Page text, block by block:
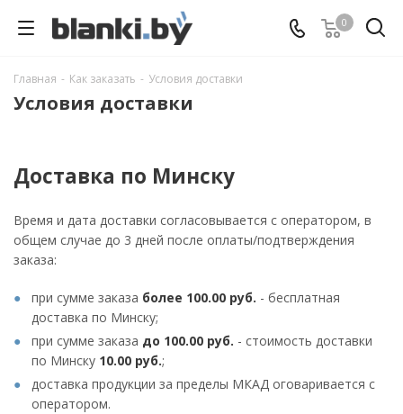
0
Главная - Как заказать - Условия доставки
Условия доставки
Доставка по Минску
Время и дата доставки согласовывается с оператором, в
общем случае до 3 дней после оплаты/подтверждения
заказа:
при сумме заказа более 100.00 руб. - бесплатная
доставка по Минску;
при сумме заказа до 100.00 руб. - стоимость доставки
по Минску 10.00 руб.;
доставка продукции за пределы МКАД оговаривается с
оператором.